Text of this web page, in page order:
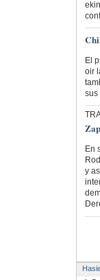
El
oir
sus
En
y